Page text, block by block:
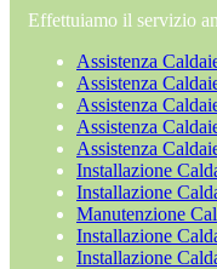
Effettuiamo il servizio
Assistenza
Assistenza
Assistenza
Assistenza
Assistenza
Installazione
Installazione
Manutenzione
Installazione
Installazione